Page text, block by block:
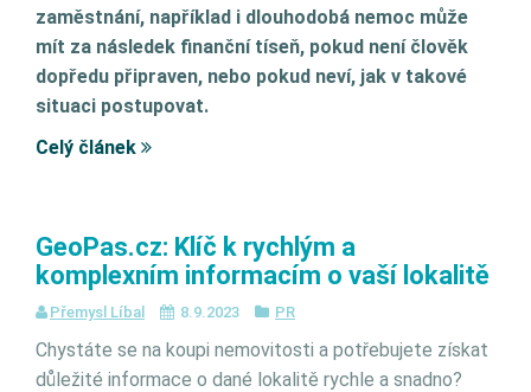
zaměstnání, například i dlouhodobá nemoc může
mít za následek finanční tíseň, pokud není člověk
dopředu připraven, nebo pokud neví, jak v takové
situaci postupovat.
Celý článek
GeoPas.cz: Klíč k rychlým a
komplexním informacím o vaší lokalitě
Přemysl Líbal 8.9.2023 PR
Chystáte se na koupi nemovitosti a potřebujete získat
důležité informace o dané lokalitě rychle a snadno?